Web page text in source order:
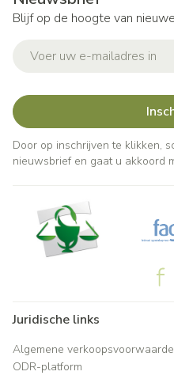
Blijf op de hoogte van
Door op inschrijven te klikken,
nieuwsbrief en gaat u akkoord
Juridische links
Algemene
ODR-platform